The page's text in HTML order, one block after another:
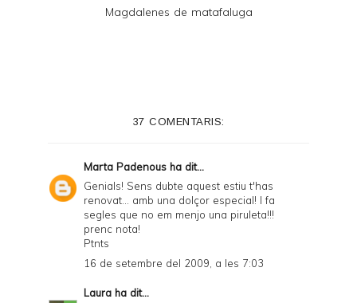
Magdalenes de matafaluga
37 COMENTARIS:
Marta Padenous ha dit...
Genials! Sens dubte aquest estiu t'has
renovat... amb una dolçor especial! I fa
segles que no em menjo una piruleta!!!
prenc nota!
Ptnts
16 de setembre del 2009, a les 7:03
Laura ha dit...